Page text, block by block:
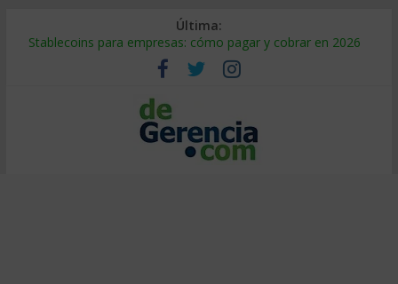
Última:
Stablecoins para empresas: cómo pagar y cobrar en 2026
Despido silencioso: qué es y por qué sale tan caro
IA en selección de personal: cómo auditarla a tiempo
Trabajo forzoso en la cadena de suministro: qué hacer
Mercado hispano de EE. UU.: cómo segmentarlo y venderle